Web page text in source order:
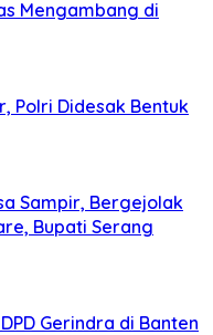
Mengambang di
Polri Didesak Bentuk
Sampir, Bergejolak
Bupati Serang
Gerindra di Banten